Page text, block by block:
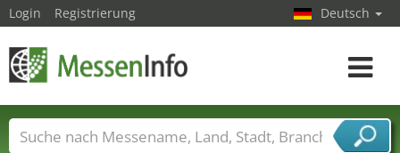
Login Registrierung Deutsch
Toggle